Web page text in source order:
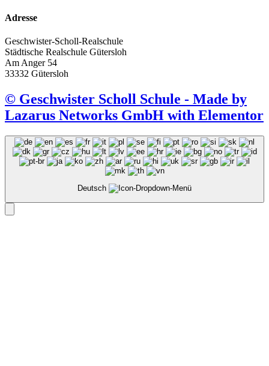
Adresse
Geschwister-Scholl-Realschule
Städtische Realschule Gütersloh
Am Anger 54
33332 Gütersloh
© Geschwister Scholl Schule - Made by
Lazarus Networks GmbH with Elementor
Deutsch